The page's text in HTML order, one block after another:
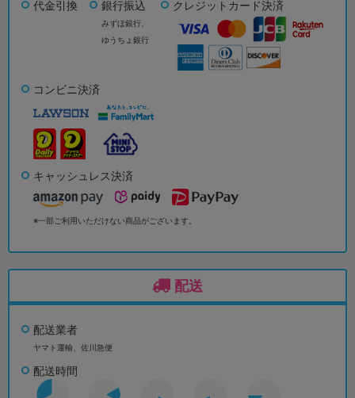
代金引換 銀行振込
みずほ銀行、
ゆうちょ銀行
クレジットカード決済
コンビニ決済
キャッシュレス決済
※一部ご利用いただけない商品がございます。
配送
配送業者
ヤマト運輸、佐川急便
配送時間